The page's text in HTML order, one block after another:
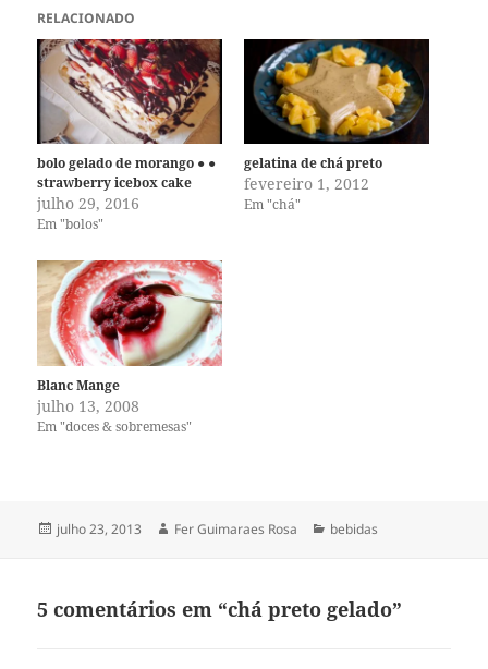
RELACIONADO
bolo gelado de morango ● ●
strawberry icebox cake
julho 29, 2016
Em "bolos"
gelatina de chá preto
fevereiro 1, 2012
Em "chá"
Blanc Mange
julho 13, 2008
Em "doces & sobremesas"
Publicado
julho 23, 2013 Autor
Fer Guimaraes Rosa Categorias
bebidas
5 comentários em “chá preto gelado”